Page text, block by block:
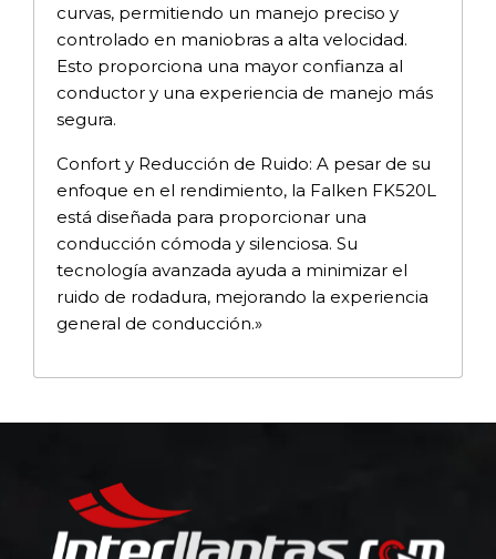
curvas, permitiendo un manejo preciso y
controlado en maniobras a alta velocidad.
Esto proporciona una mayor confianza al
conductor y una experiencia de manejo más
segura.
Confort y Reducción de Ruido: A pesar de su
enfoque en el rendimiento, la Falken FK520L
está diseñada para proporcionar una
conducción cómoda y silenciosa. Su
tecnología avanzada ayuda a minimizar el
ruido de rodadura, mejorando la experiencia
general de conducción.»